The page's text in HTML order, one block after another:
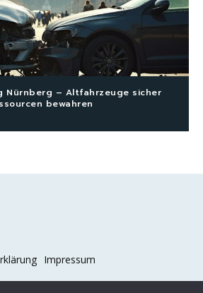
Nürnberg – Altfahrzeuge sicher
bewahren
Impressum